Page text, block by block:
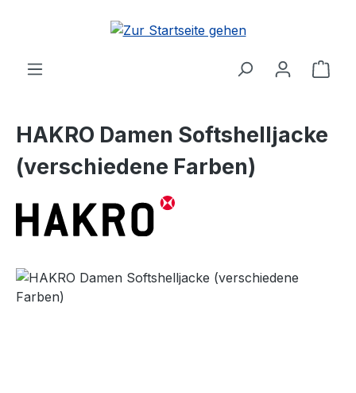
Zum Hauptinhalt springen
HAKRO Damen Softshelljacke
(verschiedene Farben)
Bildergalerie überspringen